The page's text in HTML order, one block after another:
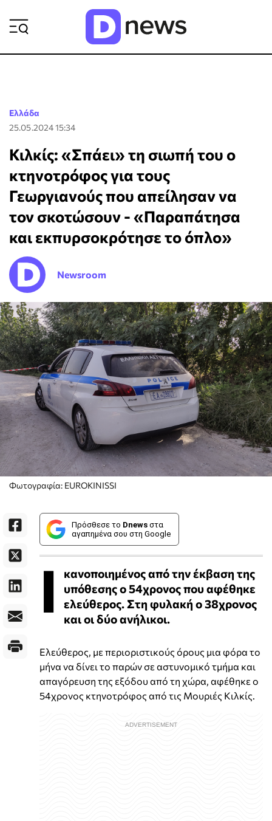
Ελλάδα
25.05.2024 15:34
Κιλκίς: «Σπάει» τη σιωπή του ο
κτηνοτρόφος για τους
Γεωργιανούς που απείλησαν να
τον σκοτώσουν - «Παραπάτησα
και εκπυρσοκρότησε το όπλο»
Newsroom
Φωτογραφία: EUROKINISSI
Πρόσθεσε το Dnews στα
αγαπημένα σου στη Google
Ι
κανοποιημένος από την έκβαση της
υπόθεσης ο 54χρονος που αφέθηκε
ελεύθερος. Στη φυλακή ο 38χρονος
και οι δύο ανήλικοι.
Ελεύθερος, με περιοριστικούς όρους μια φόρα το
μήνα να δίνει το παρών σε αστυνομικό τμήμα και
απαγόρευση της εξόδου από τη χώρα, αφέθηκε ο
54χρονος κτηνοτρόφος από τις Μουριές Κιλκίς.